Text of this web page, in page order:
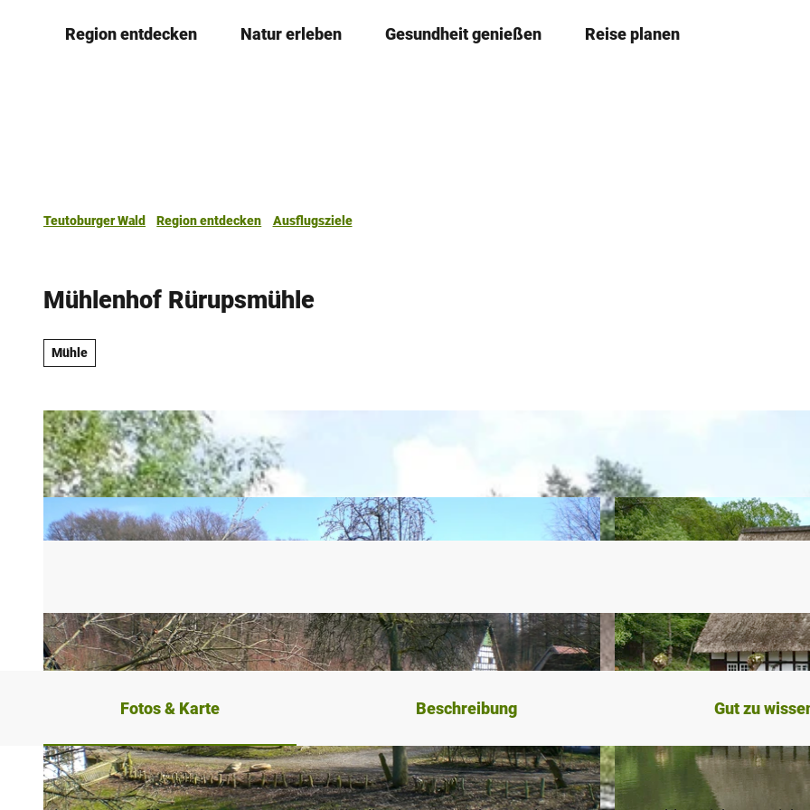
Region entdecken Natur erleben Gesundheit genießen Reise planen
Teutoburger Wald Region entdecken Ausflugsziele
Mühlenhof Rürupsmühle
Mühle
Fotos & Karte Beschreibung Gut zu